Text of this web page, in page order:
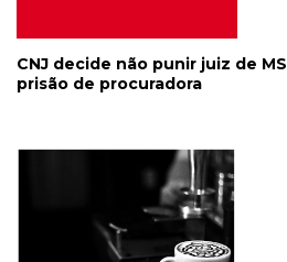
CNJ decide não punir juiz de
prisão de procuradora